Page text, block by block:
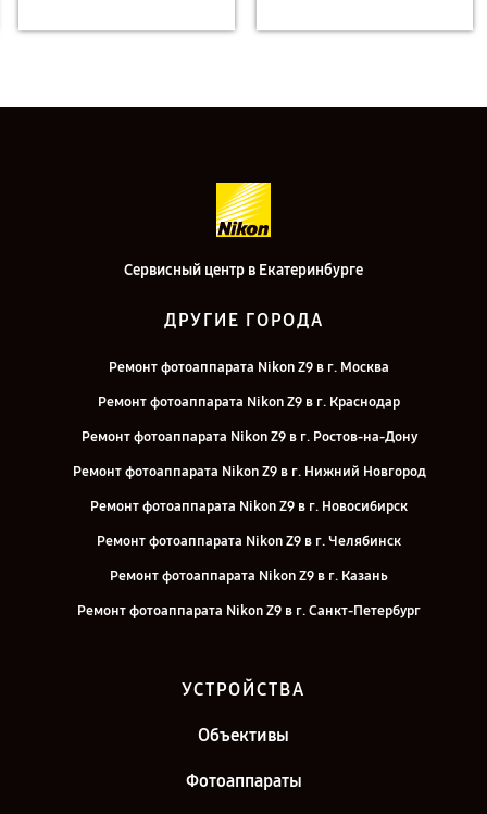
Сервисный центр в Екатеринбурге
ДРУГИЕ ГОРОДА
Ремонт фотоаппарата Nikon Z9 в г. Москва
Ремонт фотоаппарата Nikon Z9 в г. Краснодар
Ремонт фотоаппарата Nikon Z9 в г. Ростов-на-Дону
Ремонт фотоаппарата Nikon Z9 в г. Нижний Новгород
Ремонт фотоаппарата Nikon Z9 в г. Новосибирск
Ремонт фотоаппарата Nikon Z9 в г. Челябинск
Ремонт фотоаппарата Nikon Z9 в г. Казань
Ремонт фотоаппарата Nikon Z9 в г. Санкт-Петербург
УСТРОЙСТВА
Объективы
Фотоаппараты